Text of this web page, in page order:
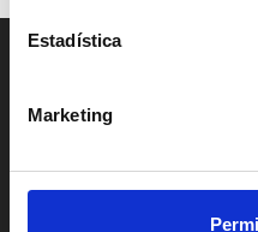
Estadística
Marketing
La Parada de las Especias
Mercado Central de
414/416, 46001 Valencia